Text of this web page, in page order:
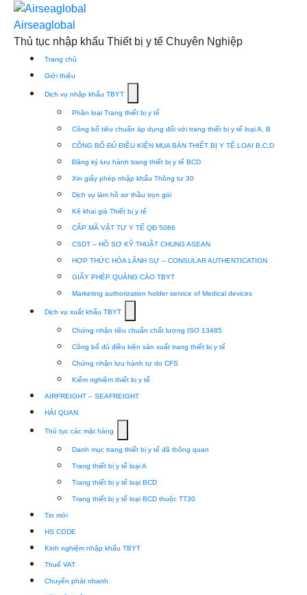
Skip
content
Airseaglobal
Thủ tục nhập khẩu Thiết bị y tế Chuyên Nghiệp
Trang chủ
Giới thiệu
Dịch vụ nhập khẩu TBYT
submenu
for
Dịch
nhập
khẩu
TBYT
Phân loại Trang thiết bị y tế
Công bố tiêu chuẩn áp dụng đối với trang thiết bị y tế loại A, B
CÔNG BỐ ĐỦ ĐIỀU KIỆN MUA BÁN THIẾT BỊ Y TẾ LOẠI B,C,D
Đăng ký lưu hành trang thiết bị y tế BCD
Xin giấy phép nhập khẩu Thông tư 30
Dịch vụ làm hồ sơ thầu trọn gói
Kê khai giá Thiết bị y tế
CẤP MÃ VẬT TƯ Y TẾ QĐ 5086
CSDT – HỒ SƠ KỸ THUẬT CHUNG ASEAN
HỢP THỨC HÓA LÃNH SỰ – CONSULAR AUTHENTICATION
GIẤY PHÉP QUẢNG CÁO TBYT
Marketing authorization holder service of Medical devices
Dịch vụ xuất khẩu TBYT
submenu
for
Dịch
vụ
xuất
Chứng nhận tiêu chuẩn chất lượng ISO 13485
Công bố đủ điều kiện sản xuất trang thiết bị y tế
Chứng nhận lưu hành tự do CFS
Kiểm nghiệm thiết bị y tế
AIRFREIGHT – SEAFREIGHT
HẢI QUAN
Thủ tục các mặt hàng
submenu
for
Thủ
tục
hàng
Danh mục trang thiết bị y tế đã thông quan
Trang thiết bị y tế loại A
Trang thiết bị y tế loại BCD
Trang thiết bị y tế loại BCD thuộc TT30
Tin mới
HS CODE
Kinh nghiệm nhập khẩu TBYT
Thuế VAT
Chuyển phát nhanh